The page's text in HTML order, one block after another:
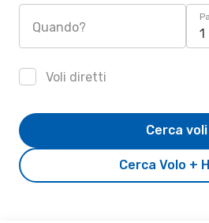
Quando?
Voli diretti
Cerca Volo +
Cerca voli